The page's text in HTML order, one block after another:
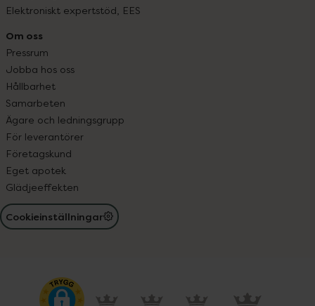
Elektroniskt expertstöd, EES
Om oss
Pressrum
Jobba hos oss
Hållbarhet
Samarbeten
Ägare och ledningsgrupp
För leverantörer
Företagskund
Eget apotek
Glädjeeffekten
Cookieinställningar